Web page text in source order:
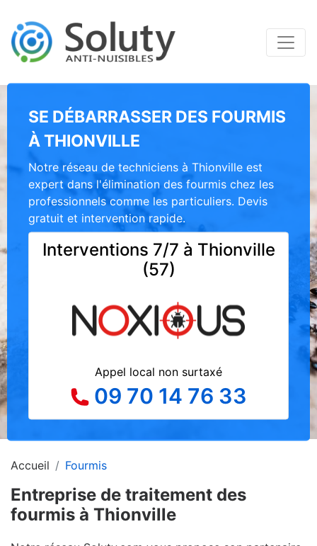
SE DÉBARRASSER DES FOURMIS
À THIONVILLE
Notre réseau de techniciens à Thionville est
expert dans l'élimination des fourmis chez les
professionnels comme les particuliers. Devis
gratuit et intervention rapide.
Interventions 7/7 à Thionville
(57)
Appel local non surtaxé
09 70 14 76 33
Accueil Fourmis
Entreprise de traitement des
fourmis à Thionville